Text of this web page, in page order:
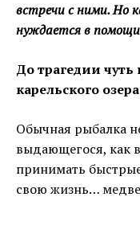
встречи с ними. Но
нуждается в
До трагедии чуть
карельского
Обычная рыбалка
выдающегося, как
принимать
свою жизнь…